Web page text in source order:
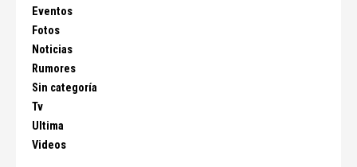
Eventos
Fotos
Noticias
Rumores
Sin categoría
Tv
Ultima
Videos